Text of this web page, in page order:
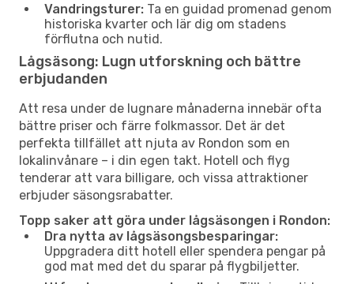
Vandringsturer: Ta en guidad promenad genom
historiska kvarter och lär dig om stadens
förflutna och nutid.
Lågsäsong: Lugn utforskning och bättre
erbjudanden
Att resa under de lugnare månaderna innebär ofta
bättre priser och färre folkmassor. Det är det
perfekta tillfället att njuta av Rondon som en
lokalinvånare – i din egen takt. Hotell och flyg
tenderar att vara billigare, och vissa attraktioner
erbjuder säsongsrabatter.
Topp saker att göra under lågsäsongen i Rondon:
Dra nytta av lågsäsongsbesparingar:
Uppgradera ditt hotell eller spendera pengar på
god mat med det du sparar på flygbiljetter.